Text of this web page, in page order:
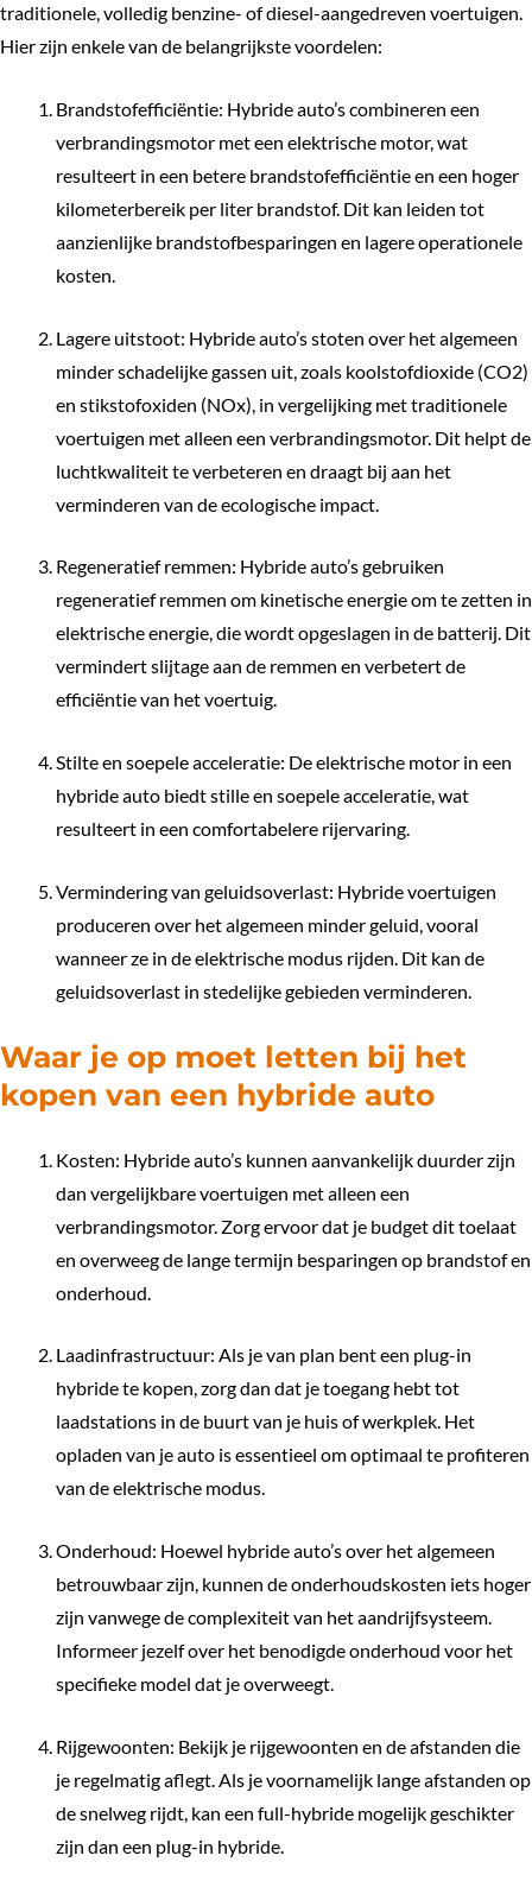
traditionele, volledig benzine- of diesel-aangedreven voertuigen.
Hier zijn enkele van de belangrijkste voordelen:
Brandstofefficiëntie: Hybride auto’s combineren een
verbrandingsmotor met een elektrische motor, wat
resulteert in een betere brandstofefficiëntie en een hoger
kilometerbereik per liter brandstof. Dit kan leiden tot
aanzienlijke brandstofbesparingen en lagere operationele
kosten.
Lagere uitstoot: Hybride auto’s stoten over het algemeen
minder schadelijke gassen uit, zoals koolstofdioxide (CO2)
en stikstofoxiden (NOx), in vergelijking met traditionele
voertuigen met alleen een verbrandingsmotor. Dit helpt de
luchtkwaliteit te verbeteren en draagt bij aan het
verminderen van de ecologische impact.
Regeneratief remmen: Hybride auto’s gebruiken
regeneratief remmen om kinetische energie om te zetten in
elektrische energie, die wordt opgeslagen in de batterij. Dit
vermindert slijtage aan de remmen en verbetert de
efficiëntie van het voertuig.
Stilte en soepele acceleratie: De elektrische motor in een
hybride auto biedt stille en soepele acceleratie, wat
resulteert in een comfortabelere rijervaring.
Vermindering van geluidsoverlast: Hybride voertuigen
produceren over het algemeen minder geluid, vooral
wanneer ze in de elektrische modus rijden. Dit kan de
geluidsoverlast in stedelijke gebieden verminderen.
Waar je op moet letten bij het
kopen van een hybride auto
Kosten: Hybride auto’s kunnen aanvankelijk duurder zijn
dan vergelijkbare voertuigen met alleen een
verbrandingsmotor. Zorg ervoor dat je budget dit toelaat
en overweeg de lange termijn besparingen op brandstof en
onderhoud.
Laadinfrastructuur: Als je van plan bent een plug-in
hybride te kopen, zorg dan dat je toegang hebt tot
laadstations in de buurt van je huis of werkplek. Het
opladen van je auto is essentieel om optimaal te profiteren
van de elektrische modus.
Onderhoud: Hoewel hybride auto’s over het algemeen
betrouwbaar zijn, kunnen de onderhoudskosten iets hoger
zijn vanwege de complexiteit van het aandrijfsysteem.
Informeer jezelf over het benodigde onderhoud voor het
specifieke model dat je overweegt.
Rijgewoonten: Bekijk je rijgewoonten en de afstanden die
je regelmatig aflegt. Als je voornamelijk lange afstanden op
de snelweg rijdt, kan een full-hybride mogelijk geschikter
zijn dan een plug-in hybride.